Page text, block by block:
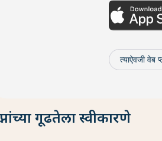
त्याऐवजी वेब
गूढतेला स्वीकारणे